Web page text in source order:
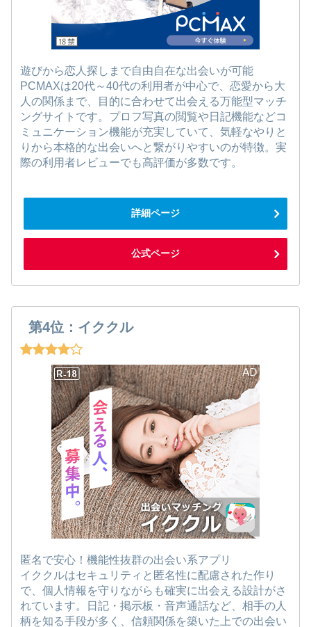
遊びから恋人探しまで自由自在な出会いが可能
PCMAXは20代～40代の利用者が中心で、恋愛から大
人の関係まで、目的に合わせて出会える万能型マッチ
ングサイトです。プロフ写真の閲覧や日記機能などコ
ミュニケーション機能が充実していて、気軽なやりと
りから本格的な出会いへと繋がりやすいのが特徴。実
際の利用者レビューでも高評価が多数です。
詳細ページ
公式ページ
第4位：イククル
匿名で安心！機能性抜群の出会い系アプリ
イククルはセキュリティと匿名性に配慮された作り
で、個人情報を守りながらも確実に出会える設計がさ
れています。日記・掲示板・音声通話など、相手の人
柄を知る手段が多く、信頼関係を築いた上での出会い